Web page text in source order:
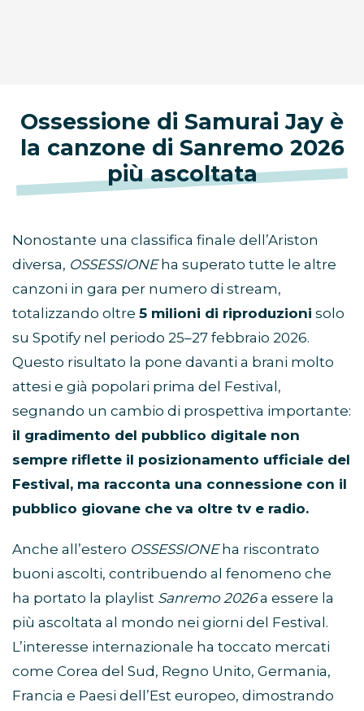
Ossessione di Samurai Jay è
la canzone di Sanremo 2026
più ascoltata
Nonostante una classifica finale dell’Ariston
diversa, OSSESSIONEha superato tutte le altre
canzoni in gara per numero di stream,
totalizzando oltre 5 milioni di riproduzioni solo
su Spotify nel periodo 25–27 febbraio 2026.
Questo risultato la pone davanti a brani molto
attesi e già popolari prima del Festival,
segnando un cambio di prospettiva importante:
il gradimento del pubblico digitale non
sempre riflette il posizionamento ufficiale del
Festival, ma racconta una connessione con il
pubblico giovane che va oltre tv e radio.
Anche all’estero OSSESSIONEha riscontrato
buoni ascolti, contribuendo al fenomeno che
ha portato la playlist Sanremo 2026a essere la
più ascoltata al mondo nei giorni del Festival.
L’interesse internazionale ha toccato mercati
come Corea del Sud, Regno Unito, Germania,
Francia e Paesi dell’Est europeo, dimostrando